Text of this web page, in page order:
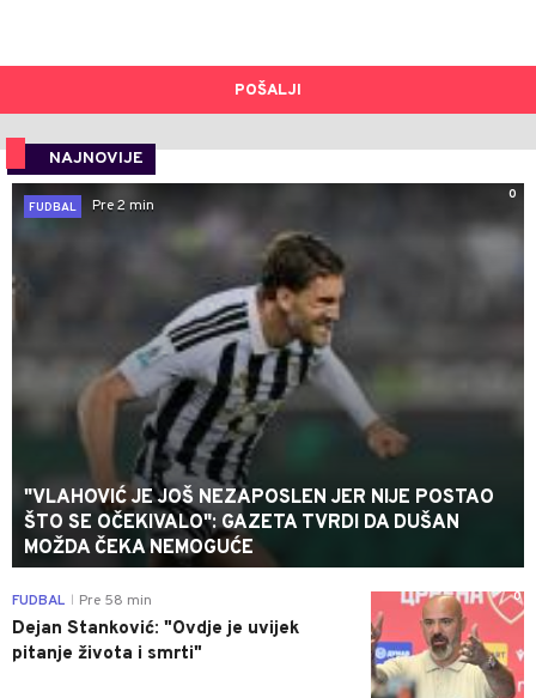
POŠALJI
NAJNOVIJE
0
FUDBAL
Pre 2 min
"VLAHOVIĆ JE JOŠ NEZAPOSLEN JER NIJE POSTAO
ŠTO SE OČEKIVALO": GAZETA TVRDI DA DUŠAN
MOŽDA ČEKA NEMOGUĆE
0
FUDBAL Pre 58 min
Dejan Stanković: "Ovdje je uvijek
pitanje života i smrti"